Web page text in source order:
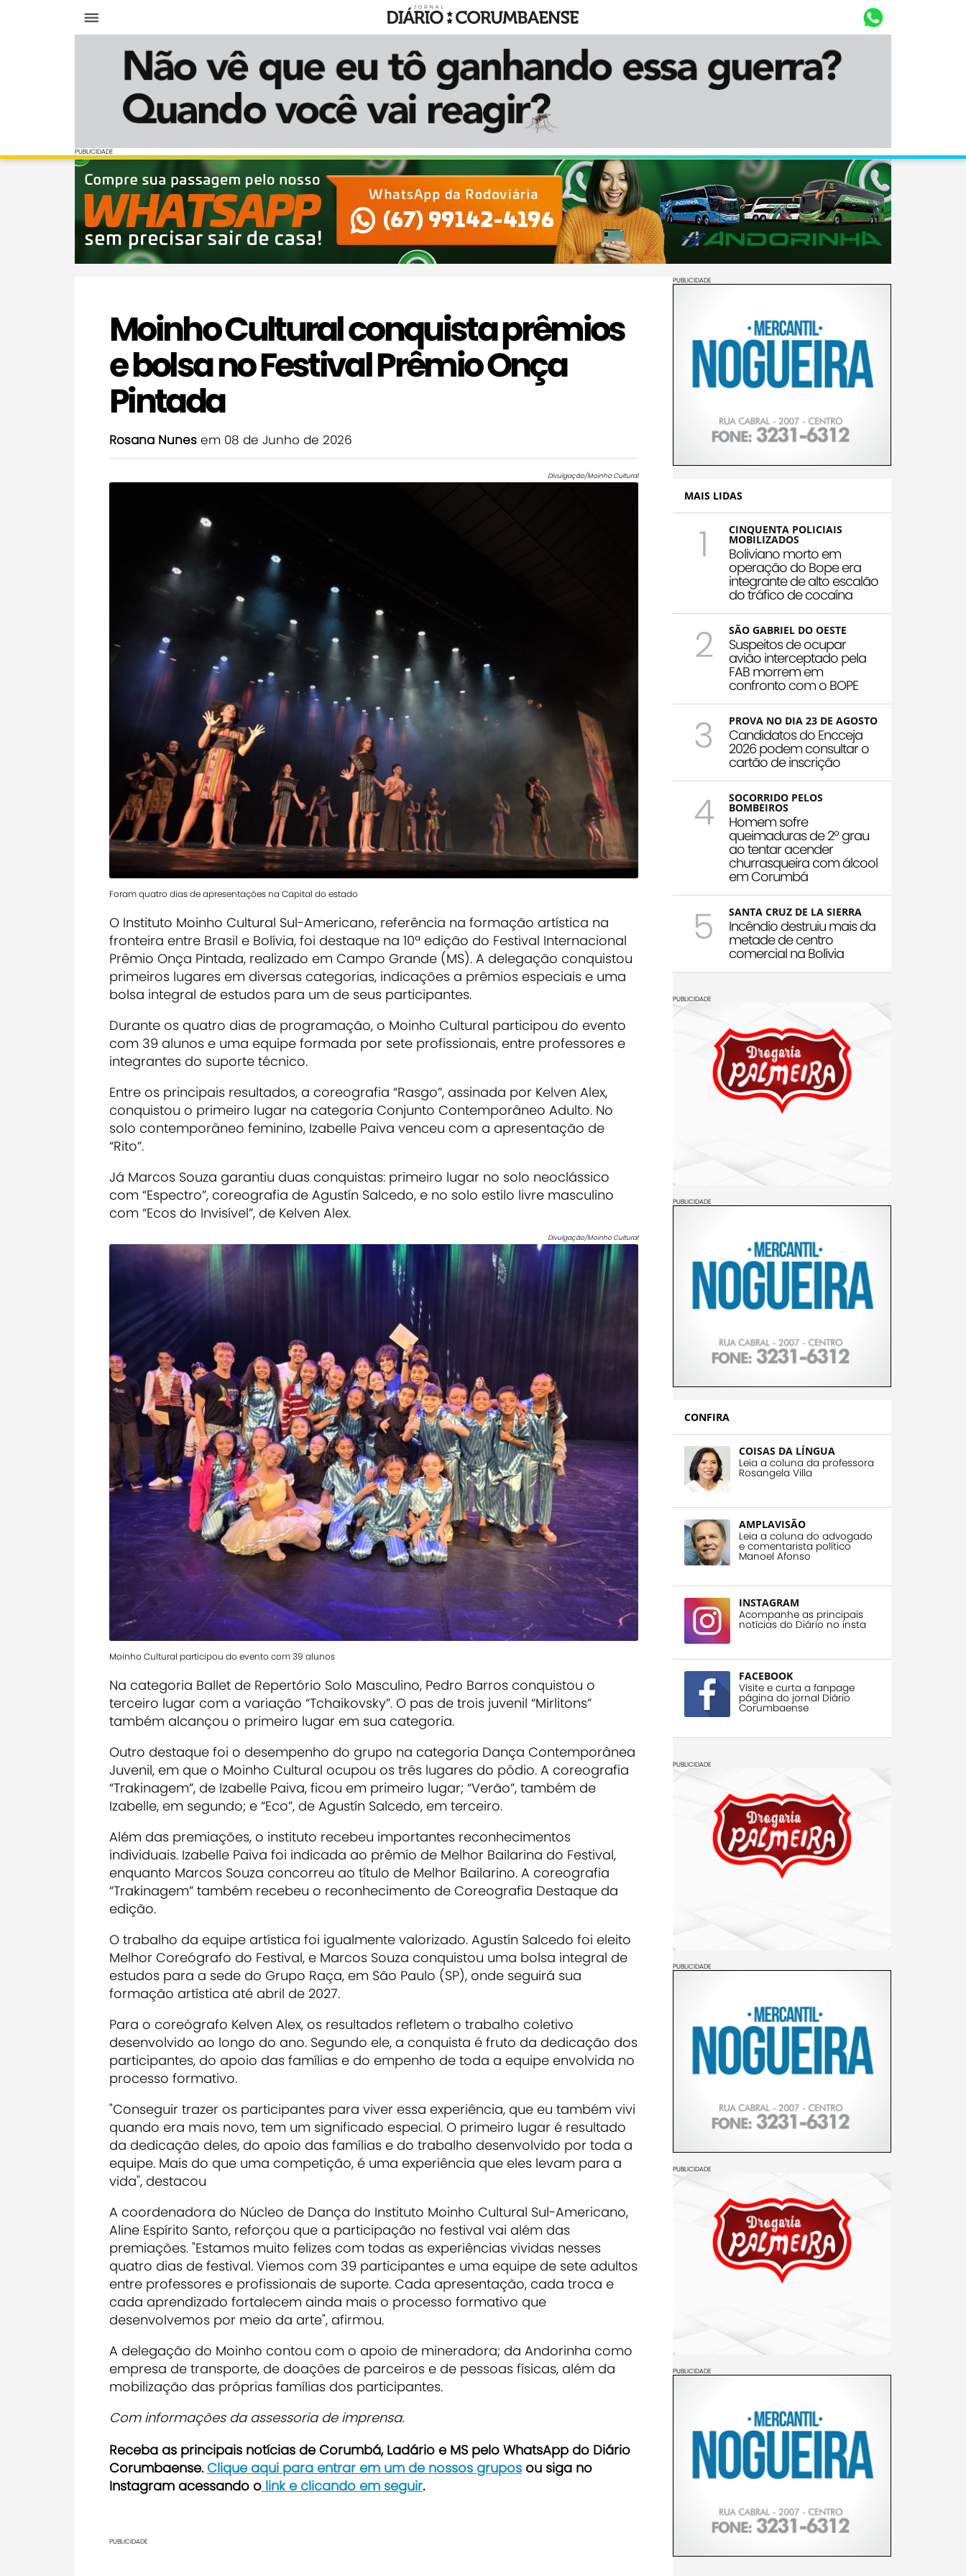
Diário Corumbaense
PUBLICIDADE
PUBLICIDADE
Moinho Cultural conquista prêmios
e bolsa no Festival Prêmio Onça
Pintada
Rosana Nunes em 08 de Junho de 2026
Divulgação/Moinho Cultural
Foram quatro dias de apresentações na Capital do estado
O Instituto Moinho Cultural Sul-Americano, referência na formação artística na
fronteira entre Brasil e Bolívia, foi destaque na 10ª edição do Festival Internacional
Prêmio Onça Pintada, realizado em Campo Grande (MS). A delegação conquistou
primeiros lugares em diversas categorias, indicações a prêmios especiais e uma
bolsa integral de estudos para um de seus participantes.
Durante os quatro dias de programação, o Moinho Cultural participou do evento
com 39 alunos e uma equipe formada por sete profissionais, entre professores e
integrantes do suporte técnico.
Entre os principais resultados, a coreografia “Rasgo”, assinada por Kelven Alex,
conquistou o primeiro lugar na categoria Conjunto Contemporâneo Adulto. No
solo contemporâneo feminino, Izabelle Paiva venceu com a apresentação de
“Rito”.
Já Marcos Souza garantiu duas conquistas: primeiro lugar no solo neoclássico
com “Espectro”, coreografia de Agustín Salcedo, e no solo estilo livre masculino
com “Ecos do Invisível”, de Kelven Alex.
Divulgação/Moinho Cultural
Moinho Cultural participou do evento com 39 alunos
Na categoria Ballet de Repertório Solo Masculino, Pedro Barros conquistou o
terceiro lugar com a variação “Tchaikovsky”. O pas de trois juvenil “Mirlitons”
também alcançou o primeiro lugar em sua categoria.
Outro destaque foi o desempenho do grupo na categoria Dança Contemporânea
Juvenil, em que o Moinho Cultural ocupou os três lugares do pódio. A coreografia
“Trakinagem”, de Izabelle Paiva, ficou em primeiro lugar; “Verão”, também de
Izabelle, em segundo; e “Eco”, de Agustín Salcedo, em terceiro.
Além das premiações, o instituto recebeu importantes reconhecimentos
individuais. Izabelle Paiva foi indicada ao prêmio de Melhor Bailarina do Festival,
enquanto Marcos Souza concorreu ao título de Melhor Bailarino. A coreografia
“Trakinagem” também recebeu o reconhecimento de Coreografia Destaque da
edição.
O trabalho da equipe artística foi igualmente valorizado. Agustín Salcedo foi eleito
Melhor Coreógrafo do Festival, e Marcos Souza conquistou uma bolsa integral de
estudos para a sede do Grupo Raça, em São Paulo (SP), onde seguirá sua
formação artística até abril de 2027.
Para o coreógrafo Kelven Alex, os resultados refletem o trabalho coletivo
desenvolvido ao longo do ano. Segundo ele, a conquista é fruto da dedicação dos
participantes, do apoio das famílias e do empenho de toda a equipe envolvida no
processo formativo.
"Conseguir trazer os participantes para viver essa experiência, que eu também vivi
quando era mais novo, tem um significado especial. O primeiro lugar é resultado
da dedicação deles, do apoio das famílias e do trabalho desenvolvido por toda a
equipe. Mais do que uma competição, é uma experiência que eles levam para a
vida", destacou
A coordenadora do Núcleo de Dança do Instituto Moinho Cultural Sul-Americano,
Aline Espírito Santo, reforçou que a participação no festival vai além das
premiações. "Estamos muito felizes com todas as experiências vividas nesses
quatro dias de festival. Viemos com 39 participantes e uma equipe de sete adultos
entre professores e profissionais de suporte. Cada apresentação, cada troca e
cada aprendizado fortalecem ainda mais o processo formativo que
desenvolvemos por meio da arte", afirmou.
A delegação do Moinho contou com o apoio de mineradora; da Andorinha como
empresa de transporte, de doações de parceiros e de pessoas físicas, além da
mobilização das próprias famílias dos participantes.
Com informações da assessoria de imprensa.
Receba as principais notícias de Corumbá, Ladário e MS pelo WhatsApp do Diário
Corumbaense. Clique aqui para entrar em um de nossos grupos ou siga no
Instagram acessando o link e clicando em seguir.
PUBLICIDADE
PUBLICIDADE
MAIS LIDAS
1 CINQUENTA POLICIAIS
MOBILIZADOS
Boliviano morto em
operação do Bope era
integrante de alto escalão
do tráfico de cocaína
2 SÃO GABRIEL DO OESTE
Suspeitos de ocupar
avião interceptado pela
FAB morrem em
confronto com o BOPE
3 PROVA NO DIA 23 DE AGOSTO
Candidatos do Encceja
2026 podem consultar o
cartão de inscrição
4 SOCORRIDO PELOS
BOMBEIROS
Homem sofre
queimaduras de 2º grau
ao tentar acender
churrasqueira com álcool
em Corumbá
5 SANTA CRUZ DE LA SIERRA
Incêndio destruiu mais da
metade de centro
comercial na Bolívia
PUBLICIDADE
PUBLICIDADE
CONFIRA
COISAS DA LÍNGUA
Leia a coluna da professora
Rosangela Villa
AMPLAVISÃO
Leia a coluna do advogado
e comentarista político
Manoel Afonso
INSTAGRAM
Acompanhe as principais
notícias do Diário no insta
FACEBOOK
Visite e curta a fanpage
página do jornal Diário
Corumbaense
PUBLICIDADE
PUBLICIDADE
PUBLICIDADE
PUBLICIDADE